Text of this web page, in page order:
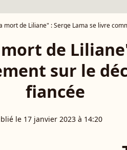
mort de Liliane" : Serge Lama se livre
de
sur le
fiancée
le 17 janvier 2023 à 14:20